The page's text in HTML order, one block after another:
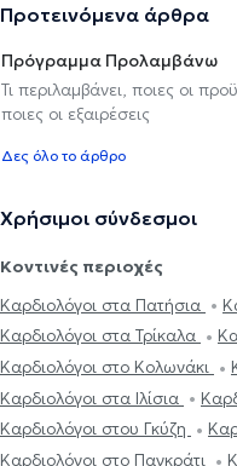
Προτεινόμενα άρθρα
Πρόγραμμα Προλαμβάνω
Τι περιλαμβάνει, ποιες οι
ποιες οι εξαιρέσεις
Δες όλο το άρθρο
Χρήσιμοι σύνδεσμοι
Κοντινές περιοχές
Καρδιολόγοι στα Πατήσια
Καρδιολόγοι στα Τρίκαλα
Καρδιολόγοι στο Κολωνάκι
Καρδιολόγοι στα Ιλίσια
Καρδιολόγοι στου Γκύζη
Καρδιολόγοι στο Παγκράτι